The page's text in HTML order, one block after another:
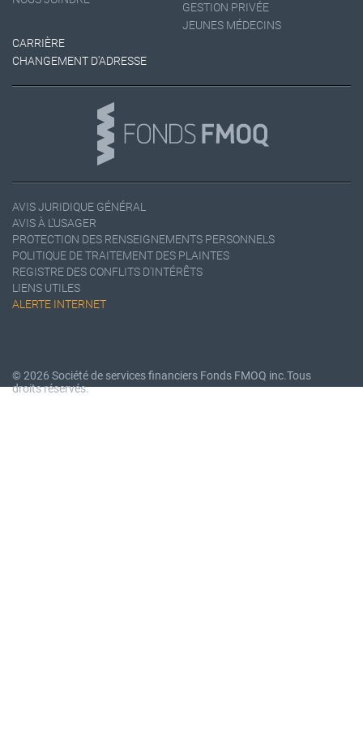
GESTION PRIVÉE
JEUNES MÉDECINS
CARRIÈRE
CHANGEMENT D'ADRESSE
AVIS JURIDIQUE GÉNÉRAL
AVIS À L'USAGER
PROTECTION DES RENSEIGNEMENTS PERSONNELS
POLITIQUE DE TRAITEMENT DES PLAINTES
REGISTRE DES CONFLITS D'INTÉRÊTS
LIENS UTILES
ALERTE INTERNET
© 2026 Société de services financiers Fonds FMOQ inc.Tous
droits réservés.